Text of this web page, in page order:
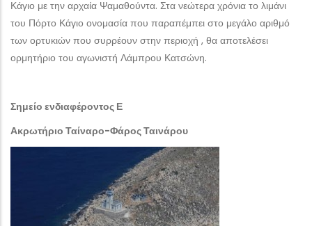
Κάγιο με την αρχαία Ψαμαθούντα. Στα νεώτερα χρόνια το λιμάνι
του Πόρτο Κάγιο ονομασία που παραπέμπει στο μεγάλο αριθμό
των ορτυκιών που συρρέουν στην περιοχή , θα αποτελέσει
ορμητήριο του αγωνιστή Λάμπρου Κατσώνη.
Σημείο ενδιαφέροντος Ε
Ακρωτήριο Ταίναρο-Φάρος Ταινάρου